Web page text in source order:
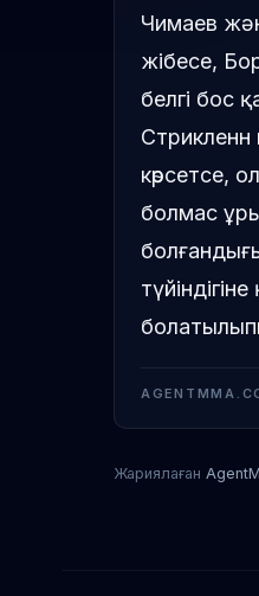
Чимаев
жібесе,
белгі бос
Стрикленн
көрсетсе,
болмас
Жариялаған